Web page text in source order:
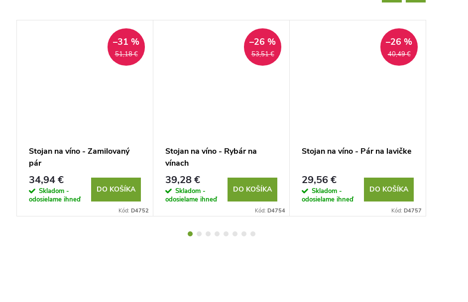
51,18 €
–31 %
Stojan na víno - Zamilovaný
pár
34,94 €
Skladom -
odosielame ihneď
DO KOŠÍKA
Kód: D4752
53,51 €
–26 %
Stojan na víno - Rybár na
vínach
39,28 €
Skladom -
odosielame ihneď
DO KOŠÍKA
Kód: D4754
40,49 €
–26 %
Stojan na víno - Pár na lavičke
29,56 €
Skladom -
odosielame ihneď
DO KOŠÍKA
Kód: D4757